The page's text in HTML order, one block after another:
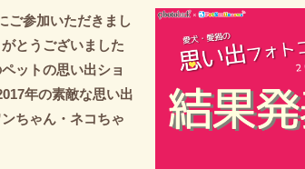
ご参加いただきまし
とうございました
ットの思い出ショ
年の素敵な思い出
ちゃん・ネコちゃ